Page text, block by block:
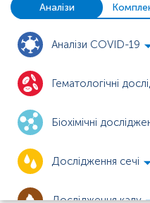
Аналізи
Аналізи COVID-19
Гематологічні
Біохімічні
Дослідження сечі
Дослідження калу